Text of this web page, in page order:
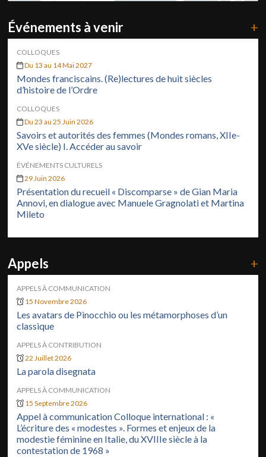
Événements à venir +
COLLOQUES
Du 13 au 14 Mai 2027
Mondes franciscains. (Re)lectures de huit siècles
d’histoire de l’Ordre
COLLOQUES
Du 23 au 25 Juin 2026
Savoirs et autorités des femmes (Mondes romans, XIIe-
XVe siècle) I. Accéder au savoir
ÉVÉNEMENTS CULTURELS
29 Juin 2026
Présentation du recueil « Discomparse » de Gian Maria
Annovi, en dialogue avec Manuele Gragnolati et Martina
Mileto
Appels +
APPELS À COMMUNICATION
15 Novembre 2026
Les avatars de Pinocchio ou les métamorphoses d’un
classique
APPELS À CONTRIBUTION
22 Juillet 2026
La parola disegnata
APPELS À COMMUNICATION
15 Septembre 2026
Appel à communication Colloque international : «
L’écriture des « modestes ». Formes et enjeux de la
modestie féminine en Italie, du XVIIIe siècle à la
contestation de 1968 »